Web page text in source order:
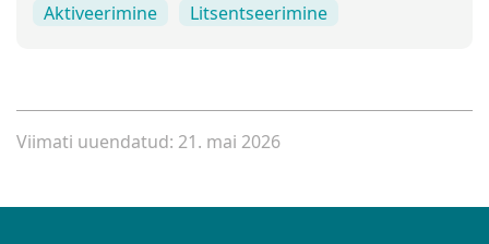
Aktiveerimine
Litsentseerimine
Viimati uuendatud: 21. mai 2026